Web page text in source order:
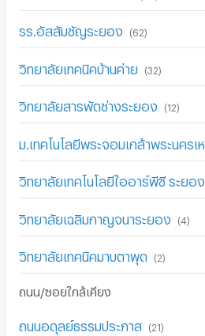
รร.อัสสัมชัญระยอง (62)
วิทยาลัยเทคนิคบ้านค่าย (32)
วิทยาลัยสารพัดช่างระยอง (12)
วิทยาลัยเทคโนโลยีไออาร์พีซี ระยอง
วิทยาลัยเฉลิมกาญจนาระยอง (4 )
วิทยาลัยเทคนิคมาบตาพุด (2)
ถนน/ซอยใกล้เคียง
ถนนอดุลย์ธรรมประภาส (21)